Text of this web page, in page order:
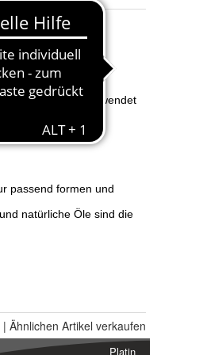
| Ähnlichen Artikel verkaufen
Platin